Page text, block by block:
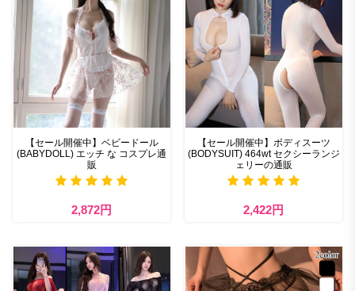
【セール開催中】ベビードール
(BABYDOLL) エッチ な コスプレ通
販
2,872円
【セール開催中】ボディスーツ
(BODYSUIT) 464wt セクシーランジ
ェリーの通販
2,422円